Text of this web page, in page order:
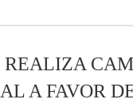
REALIZA
A FAVOR